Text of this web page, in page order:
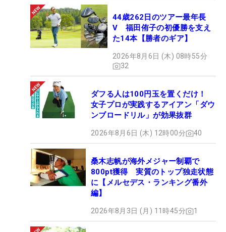
44歳262日のツアー最年長
V 福田侑子の初優勝を支え
た14本【勝者のギア】
2026年8月6日 (木) 08時55分
32
ダフる人は100円玉を置くだけ！
女子プロが実践するアイアン「ダウ
ンブロードリル」が効果抜群
2026年8月6日 (木) 12時00分 40
桑木志帆が海外メジャー制覇で
800pt獲得 実質のトップ独走状態
に【メルセデス・ランキング番外
編】
2026年8月3日 (月) 11時45分 1